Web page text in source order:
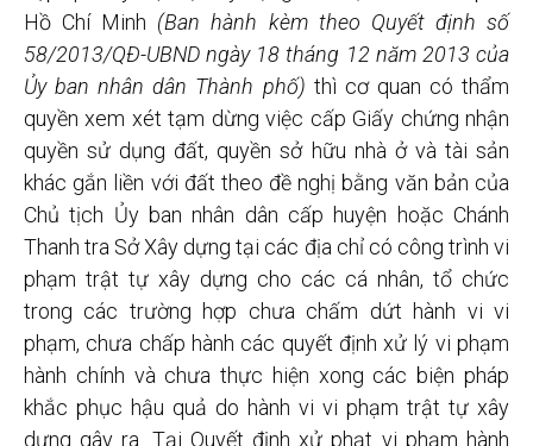
Hồ Chí Minh (Ban hành kèm theo Quyết định số
58/2013/QĐ-UBND ngày 18 tháng 12 năm 2013 của
Ủy ban nhân dân Thành phố) thì cơ quan có thẩm
quyền xem xét tạm dừng việc cấp Giấy chứng nhận
quyền sử dụng đất, quyền sở hữu nhà ở và tài sản
khác gắn liền với đất theo đề nghị bằng văn bản của
Chủ tịch Ủy ban nhân dân cấp huyện hoặc Chánh
Thanh tra Sở Xây dựng tại các địa chỉ có công trình vi
phạm trật tự xây dựng cho các cá nhân, tổ chức
trong các trường hợp chưa chấm dứt hành vi vi
phạm, chưa chấp hành các quyết định xử lý vi phạm
hành chính và chưa thực hiện xong các biện pháp
khắc phục hậu quả do hành vi vi phạm trật tự xây
dựng gây ra. Tại Quyết định xử phạt vi phạm hành